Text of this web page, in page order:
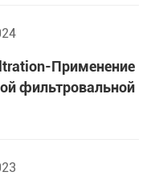
Применение
фильтровальной